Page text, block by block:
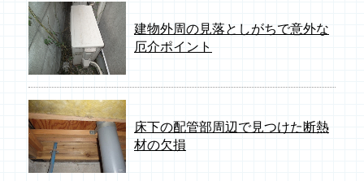
建物外周の見落としがちで意外な
厄介ポイント
床下の配管部周辺で見つけた断熱
材の欠損